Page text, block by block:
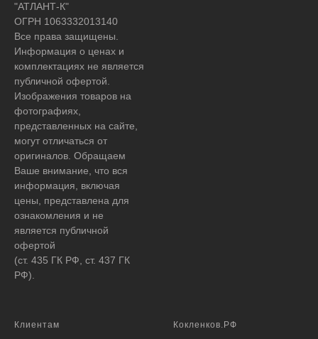
"АТЛАНТ-К"
ОГРН 1063332013140
Все права защищены.
Информация о ценах и
комплектациях не является
публичной офертой.
Изображения товаров на
фотографиях,
представленных на сайте,
могут отличаться от
оригиналов. Обращаем
Ваше внимание, что вся
информация, включая
цены, представлена для
ознакомления и не
является публичной
офертой
(ст. 435 ГК РФ, ст. 437 ГК
РФ).
Клиентам Кокленков.РФ